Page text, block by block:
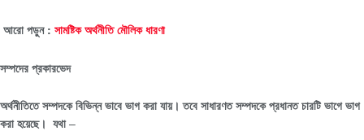
আরো পড়ুন : সামষ্টিক অর্থনীতি মৌলিক ধারণা
সম্পদের প্রকারভেদ
অর্থনীতিতে সম্পদকে বিভিন্ন ভাবে ভাগ করা যায়। তবে সাধারণত সম্পদকে প্রধানত চারটি ভাগে ভাগ
করা হয়েছে। যথা–